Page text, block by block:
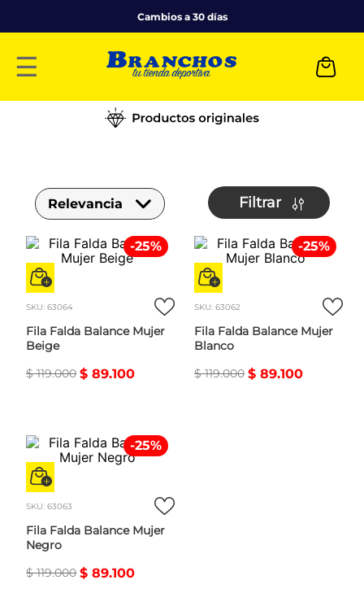
Cambios a 30 días
☰
Relevancia Filtrar
-25%
SKU: 63064
Fila Falda Balance Mujer
Beige
$ 119.000 $ 89.100
-25%
SKU: 63062
Fila Falda Balance Mujer
Blanco
$ 119.000 $ 89.100
-25%
SKU: 63063
Fila Falda Balance Mujer
Negro
$ 119.000 $ 89.100